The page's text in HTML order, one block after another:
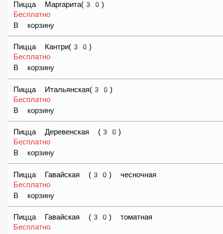
Пицца Мексиканская(30)
Бесплатно
Пицца Маргарита(30)
Бесплатно
В корзину
Пицца Кантри(30)
Бесплатно
В корзину
Бесплатно
В корзину
Пицца Деревенская (30)
Бесплатно
В корзину